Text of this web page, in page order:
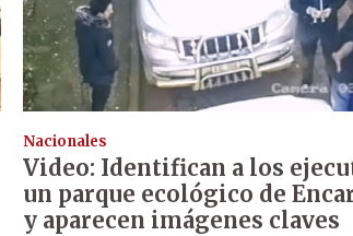
Nacionales
Video: Identifican a los
un parque ecológico de
y aparecen imágenes claves